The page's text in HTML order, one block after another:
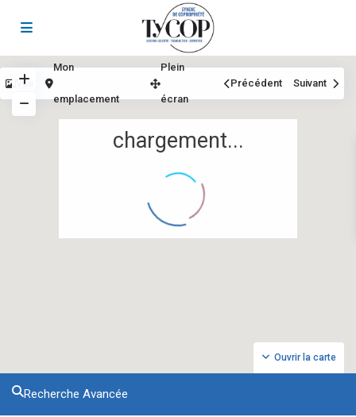
chargement...
Ouvrir la carte
Vue
Mon
emplacement
Plein
écran
Précédent Suivant
Recherche Avancée